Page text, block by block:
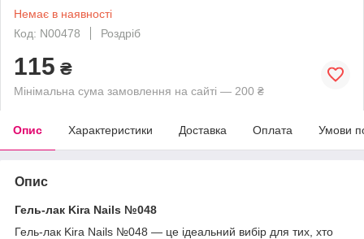
Немає в наявності
Код: N00478
Роздріб
115 ₴
Мінімальна сума замовлення на сайті — 200 ₴
Опис Характеристики Доставка Оплата Умови
Опис
Гель-лак Kira Nails №048
Гель-лак Kira Nails №048 — це ідеальний вибір для тих, хто